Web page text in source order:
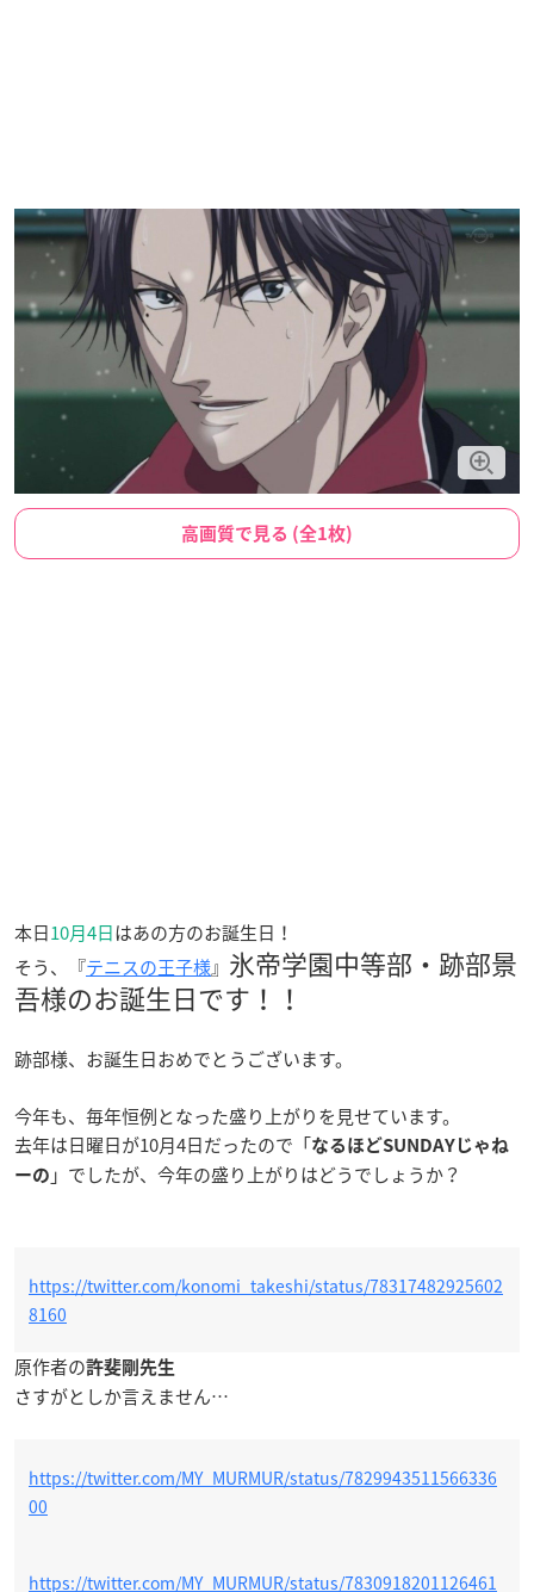
高画質で見る (全1枚)
本日10月4日はあの方のお誕生日！
そう、『テニスの王子様』 氷帝学園中等部・跡部景
吾様のお誕生日です！！
跡部様、お誕生日おめでとうございます。
今年も、毎年恒例となった盛り上がりを見せています。
去年は日曜日が10月4日だったので「なるほどSUNDAYじゃね
ーの 」でしたが、今年の盛り上がりはどうでしょうか？
https://twitter.com/konomi_takeshi/status/78317482925602
8160
原作者の許斐剛先生
さすがとしか言えません…
https://twitter.com/MY_MURMUR/status/7829943511566336
00
https://twitter.com/MY_MURMUR/status/7830918201126461